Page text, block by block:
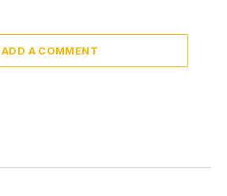
ADD A COMMENT